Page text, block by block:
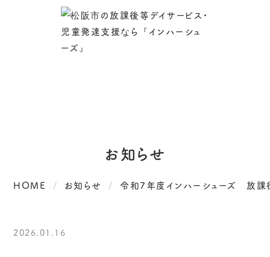
お知らせ
HOME お知らせ 令和7年度インハーシューズ 放課
2026.01.16